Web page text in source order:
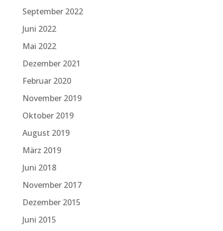
September 2022
Juni 2022
Mai 2022
Dezember 2021
Februar 2020
November 2019
Oktober 2019
August 2019
März 2019
Juni 2018
November 2017
Dezember 2015
Juni 2015